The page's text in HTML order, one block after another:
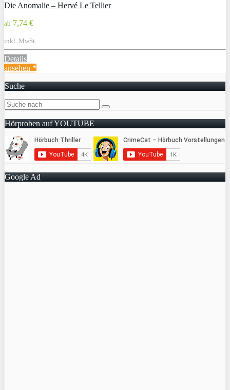
Die Anomalie – Hervé Le Tellier
ab 7,74 €
inkl. MwSt.
Details
ansehen *
Suche
Hörproben auf YOUTUBE
Google Ad